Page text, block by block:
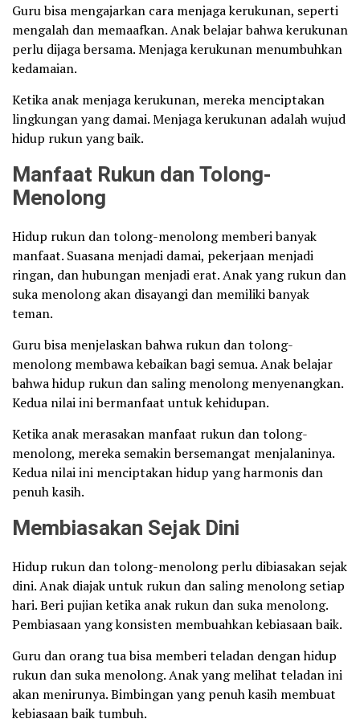
Guru bisa mengajarkan cara menjaga kerukunan, seperti
mengalah dan memaafkan. Anak belajar bahwa kerukunan
perlu dijaga bersama. Menjaga kerukunan menumbuhkan
kedamaian.
Ketika anak menjaga kerukunan, mereka menciptakan
lingkungan yang damai. Menjaga kerukunan adalah wujud
hidup rukun yang baik.
Manfaat Rukun dan Tolong-
Menolong
Hidup rukun dan tolong-menolong memberi banyak
manfaat. Suasana menjadi damai, pekerjaan menjadi
ringan, dan hubungan menjadi erat. Anak yang rukun dan
suka menolong akan disayangi dan memiliki banyak
teman.
Guru bisa menjelaskan bahwa rukun dan tolong-
menolong membawa kebaikan bagi semua. Anak belajar
bahwa hidup rukun dan saling menolong menyenangkan.
Kedua nilai ini bermanfaat untuk kehidupan.
Ketika anak merasakan manfaat rukun dan tolong-
menolong, mereka semakin bersemangat menjalaninya.
Kedua nilai ini menciptakan hidup yang harmonis dan
penuh kasih.
Membiasakan Sejak Dini
Hidup rukun dan tolong-menolong perlu dibiasakan sejak
dini. Anak diajak untuk rukun dan saling menolong setiap
hari. Beri pujian ketika anak rukun dan suka menolong.
Pembiasaan yang konsisten membuahkan kebiasaan baik.
Guru dan orang tua bisa memberi teladan dengan hidup
rukun dan suka menolong. Anak yang melihat teladan ini
akan menirunya. Bimbingan yang penuh kasih membuat
kebiasaan baik tumbuh.